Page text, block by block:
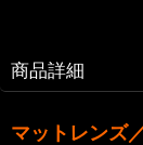
商品詳細
マットレンズ